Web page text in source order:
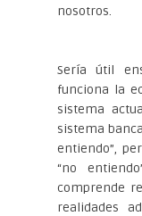
nosotros.
Sería útil
funciona la
sistema
sistema
entiendo”,
“no
comprende
realidades